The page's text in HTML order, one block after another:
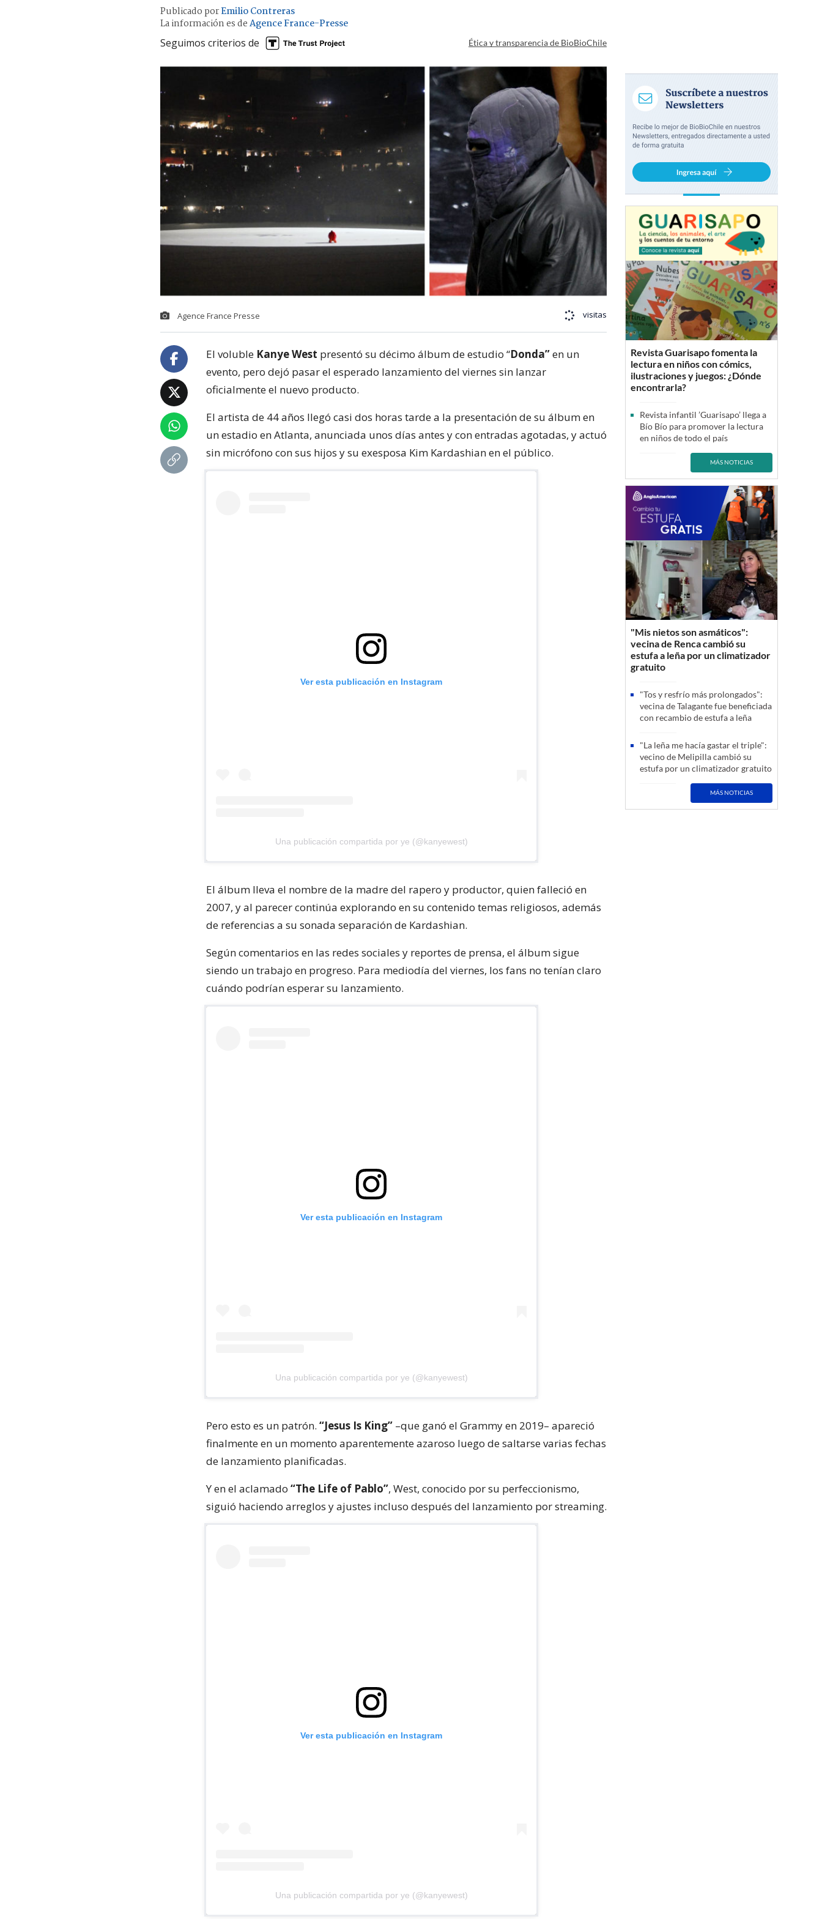
Publicado porEmilio Contreras
La información es deAgence France-Presse
Seguimos criterios de Ética y transparencia de BioBioChile
Agence France Presse visitas
El voluble Kanye West presentó su décimo álbum de estudio “Donda”en un
evento, pero dejó pasar el esperado lanzamiento del viernes sin lanzar
oficialmente el nuevo producto.
El artista de 44 años llegó casi dos horas tarde a la presentación de su álbum en
un estadio en Atlanta, anunciada unos días antes y con entradas agotadas, y actuó
sin micrófono con sus hijos y su exesposa Kim Kardashian en el público.
Ver esta publicación en Instagram
Una publicación compartida por ye (@kanyewest)
El álbum lleva el nombre de la madre del rapero y productor, quien falleció en
2007, y al parecer continúa explorando en su contenido temas religiosos, además
de referencias a su sonada separación de Kardashian.
Según comentarios en las redes sociales y reportes de prensa, el álbum sigue
siendo un trabajo en progreso. Para mediodía del viernes, los fans no tenían claro
cuándo podrían esperar su lanzamiento.
Ver esta publicación en Instagram
Una publicación compartida por ye (@kanyewest)
Pero esto es un patrón. “Jesus Is King” –que ganó el Grammy en 2019– apareció
finalmente en un momento aparentemente azaroso luego de saltarse varias fechas
de lanzamiento planificadas.
Y en el aclamado “The Life of Pablo”, West, conocido por su perfeccionismo,
siguió haciendo arreglos y ajustes incluso después del lanzamiento por streaming.
Ver esta publicación en Instagram
Una publicación compartida por ye (@kanyewest)
Revista Guarisapo fomenta la
lectura en niños con cómics,
ilustraciones y juegos: ¿Dónde
encontrarla?
Revista infantil ’Guarisapo’ llega a
Bío Bío para promover la lectura
en niños de todo el país
MÁS NOTICIAS
"Mis nietos son asmáticos":
vecina de Renca cambió su
estufa a leña por un climatizador
gratuito
"Tos y resfrío más prolongados":
vecina de Talagante fue beneficiada
con recambio de estufa a leña
"La leña me hacía gastar el triple":
vecino de Melipilla cambió su
estufa por un climatizador gratuito
MÁS NOTICIAS